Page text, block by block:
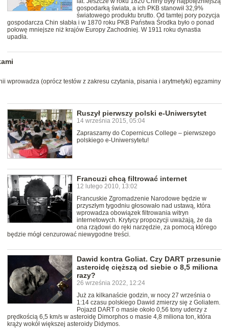
gospodarką świata, a ich PKB stanowił 32,9%
światowego produktu brutto. Od tamtej pory pozycja
gospodarcza Chin słabła i w 1870 roku PKB Państwa Środka było o ponad
połowę mniejsze niż krajów Europy Zachodniej. W 1911 roku dynastia
upadła.
wprowadza (oprócz testów z zakresu czytania, pisania i arytmetyki) egzaminy
Ruszył pierwszy polski e-Uniwersytet
14 września 2015, 05:04
Zapraszamy do Copernicus College – pierwszego
polskiego e-Uniwersytetu!
Francuzi chcą filtrować internet
12 lutego 2010, 13:02
Francuskie Zgromadzenie Narodowe będzie w
przyszłym tygodniu głosowało nad ustawą, która
wprowadza obowiązek filtrowania witryn
internetowych. Krytycy propozycji uważają, że da
ona rządowi do ręki narzędzie, za pomocą którego
będzie mógł cenzurować niewygodne treści.
Dawid kontra Goliat. Czy DART przesunie
asteroidę cięższą od siebie o 8,5 miliona
razy?
26 września 2022, 12:24
Już za kilkanaście godzin, w nocy 27 września o
1:14 czasu polskiego Dawid zmierzy się z Goliatem.
Pojazd DART o masie około 0,56 tony uderzy z
prędkością 6,5 km/s w asteroidę Dimorphos o masie 4,8 miliona ton, która
krąży wokół większej asteroidy Didymos.